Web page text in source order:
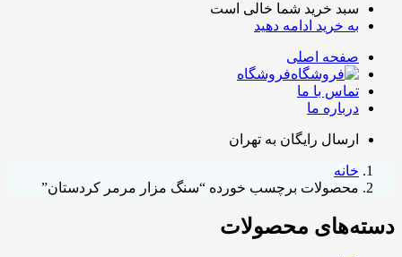
سبد خرید شما خالی است
به خرید ادامه دهید
صفحه اصلی
فروشگاه
تماس با ما
درباره ما
ارسال رایگان به تهران
خانه
محصولات برچسب خورده “سنگ مزار مرمر کردستان”
دسته‌های محصولات